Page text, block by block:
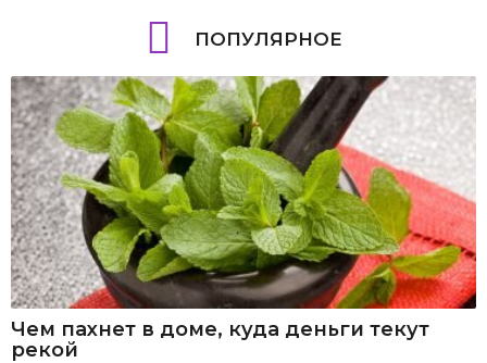
ПОПУЛЯРНОЕ
Чем пахнет в доме, куда деньги текут
рекой